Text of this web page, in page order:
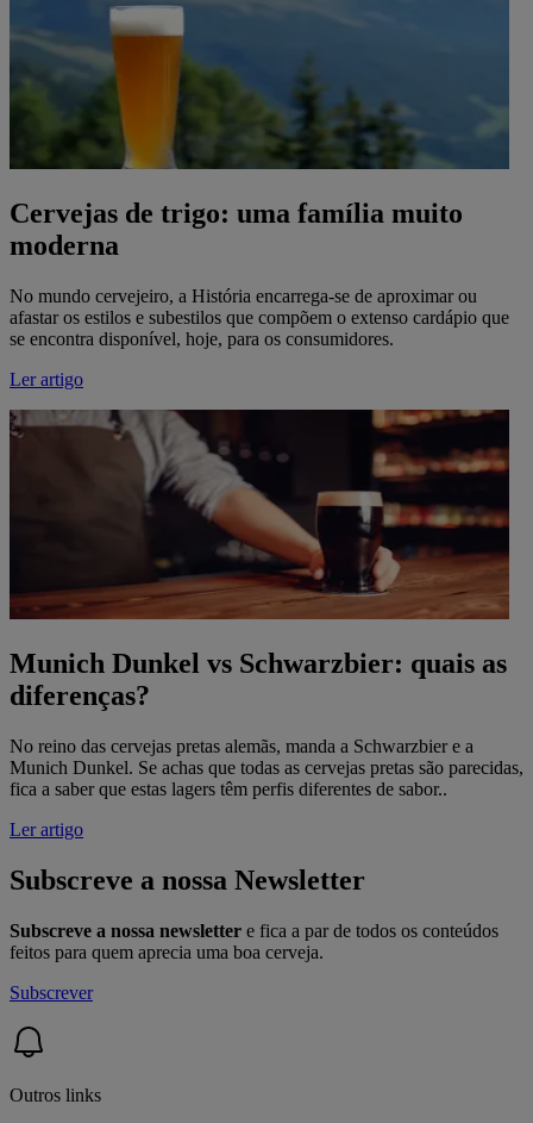
Cervejas de trigo: uma família muito
moderna
No mundo cervejeiro, a História encarrega-se de aproximar ou
afastar os estilos e subestilos que compõem o extenso cardápio que
se encontra disponível, hoje, para os consumidores.
Ler artigo
Munich Dunkel vs Schwarzbier: quais as
diferenças?
No reino das cervejas pretas alemãs, manda a Schwarzbier e a
Munich Dunkel. Se achas que todas as cervejas pretas são parecidas,
fica a saber que estas lagers têm perfis diferentes de sabor..
Ler artigo
Subscreve a nossa Newsletter
Subscreve a nossa newsletter e fica a par de todos os conteúdos
feitos para quem aprecia uma boa cerveja.
Subscrever
Outros links